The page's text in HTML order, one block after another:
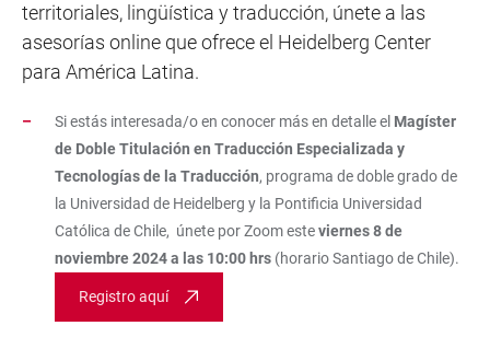
territoriales, lingüística y traducción, únete a las
asesorías online que ofrece el Heidelberg Center
para América Latina.
Si estás interesada/o en conocer más en detalle el Magíster
de Doble Titulación en Traducción Especializada y
Tecnologías de la Traducción, programa de doble grado de
la Universidad de Heidelberg y la Pontificia Universidad
Católica de Chile, únete por Zoom esteviernes 8 de
noviembre 2024 a las 10:00 hrs (horario Santiago de Chile).
Registro aquí